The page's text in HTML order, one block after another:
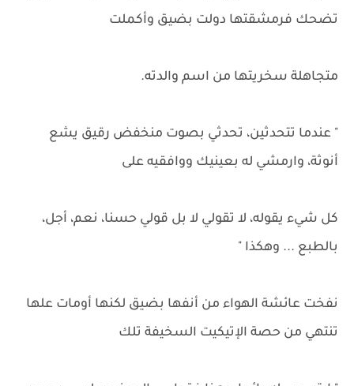
تضحك فرمشقتها دولت بضيق وأكملت
متجاهلة سخريتها من اسم والدته.
" عندما تتحدثين، تحدثي بصوت منخفض رقيق يشع
أنوثة، وارمشي له بعينيك ووافقيه على
كل شيء يقوله، لا تقولي لا بل قولي حسنا، نعم، أجل،
بالطبع ... وهكذا "
نفخت عائشة الهواء من أنفها بضيق لكنها أومات علها
تنتهي من حصة الإتيكيت السخيفة تلك